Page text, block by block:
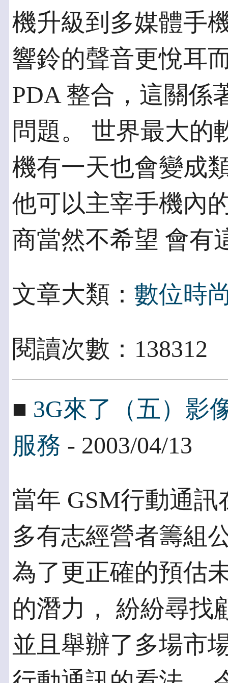
機升級到多媒體手
響鈴的聲音更悅耳
PDA 整合，這關係
問題。 世界最大的
機有一天也會變成
他可以主宰手機內
商當然不希望 會有
文章大類： 數位時
閱讀次數：
■ 3G來了（五）影
服務 - 2003/04/13
當年 GSM行動通
多有志經營者籌組
為了更正確的預估
的潛力， 紛紛尋找
並且舉辦了多場市